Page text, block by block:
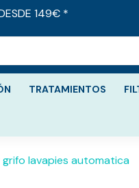
149€ *
TRATAMIENTOS
grifo lavapies automatica